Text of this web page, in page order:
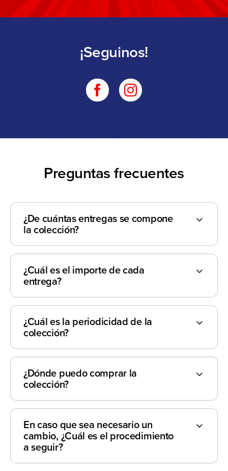
¡Seguinos!
Preguntas frecuentes
¿De cuántas entregas se compone
la colección?
¿Cuál es el importe de cada
entrega?
¿Cuál es la periodicidad de la
colección?
¿Dónde puedo comprar la
colección?
En caso que sea necesario un
cambio, ¿Cuál es el procedimiento
a seguir?